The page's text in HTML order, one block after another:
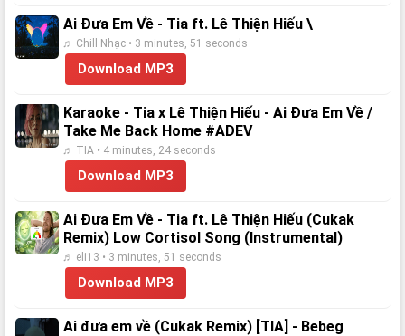
Ai Đưa Em Về - Tia ft. Lê Thiện Hiếu \
♬ Chill Nhạc • 3 minutes, 51 seconds
Download MP3
Karaoke - Tia x Lê Thiện Hiếu - Ai Đưa Em Về /
Take Me Back Home #ADEV
♬ TIA • 4 minutes, 24 seconds
Download MP3
Ai Đưa Em Về - Tia ft. Lê Thiện Hiếu (Cukak
Remix) Low Cortisol Song (Instrumental)
♬ eli13 • 3 minutes, 51 seconds
Download MP3
Ai đưa em về (Cukak Remix) [TIA] - Bebeg